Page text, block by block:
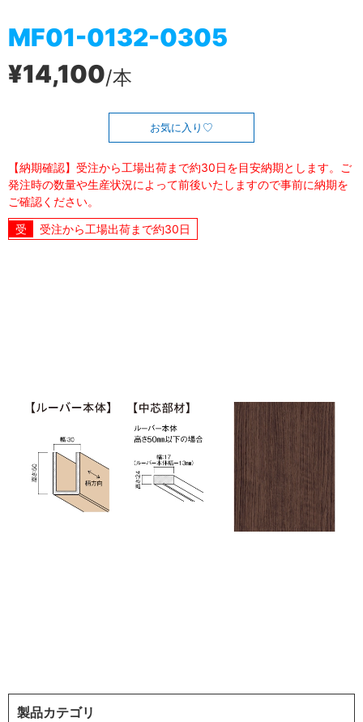
MF01-0132-0305
¥14,100/本
お気に入り
【納期確認】受注から工場出荷まで約30日を目安納期とします。ご
発注時の数量や生産状況によって前後いたしますので事前に納期を
ご確認ください。
受注から工場出荷まで約30日
製品カテゴリ